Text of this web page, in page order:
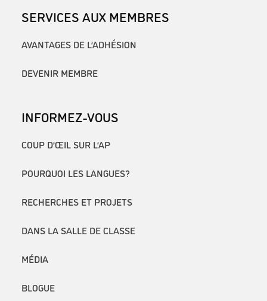
SERVICES AUX MEMBRES
AVANTAGES DE L’ADHÉSION
DEVENIR MEMBRE
INFORMEZ-VOUS
COUP D’ŒIL SUR L’AP
POURQUOI LES LANGUES?
RECHERCHES ET PROJETS
DANS LA SALLE DE CLASSE
MÉDIA
BLOGUE